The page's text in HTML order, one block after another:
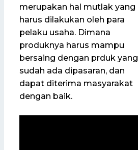
merupakan hal mutlak yang
harus dilakukan oleh para
pelaku usaha. Dimana
produknya harus mampu
bersaing dengan prduk yang
sudah ada dipasaran, dan
dapat diterima masyarakat
dengan baik.